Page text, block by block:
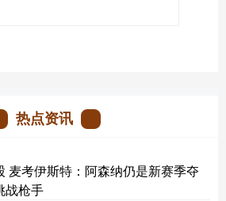
热点资讯
麦考伊斯特：阿森纳仍是新赛季夺
战枪手